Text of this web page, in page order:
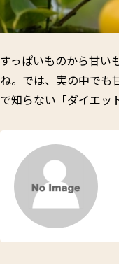
すっぱいものから甘い
ね。では、実の中で
で知らない「ダイエッ